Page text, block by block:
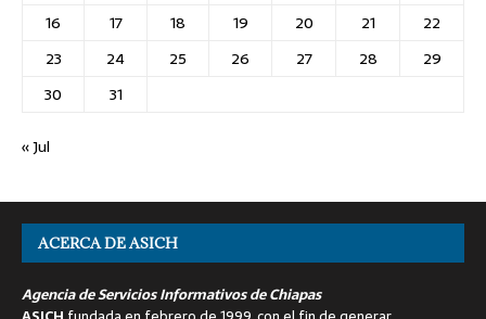
16
17 18 19 20 21
22
23
24 25 26 27 28
29
30
31
« Jul
ACERCA DE ASICH
Agencia de Servicios Informativos de Chiapas